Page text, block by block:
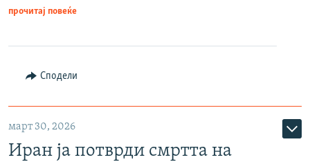
прочитај повеќе
Сподели
март 30, 2026
Иран ја потврди смртта на